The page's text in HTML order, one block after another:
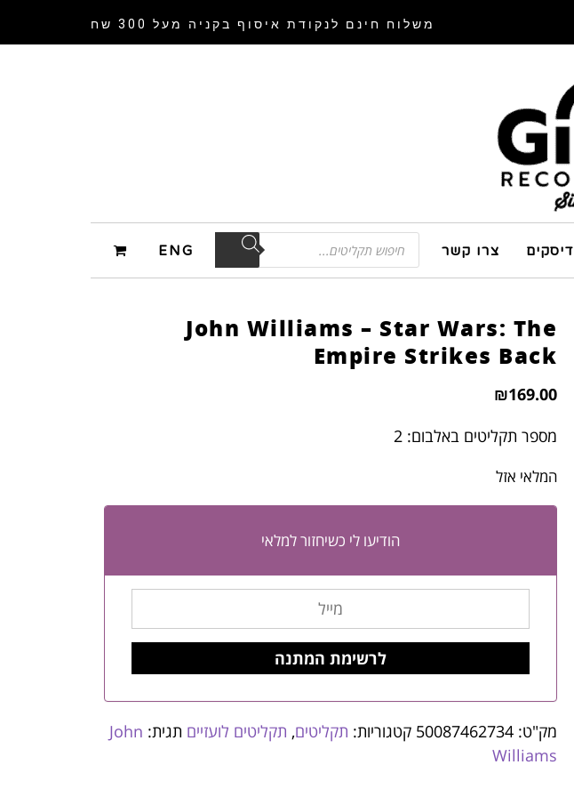
משלוח חינם לנקודת איסוף בקניה מעל 300 שח
דיסקים צרו קשר ENG
John Williams – Star Wars: The
Empire Strikes Back
₪169.00
מספר תקליטים באלבום: 2
המלאי אזל
הודיעו לי כשיחזור למלאי
מק"ט: 50087462734 קטגוריות: תקליטים, תקליטים לועזיים תגית: John
Williams